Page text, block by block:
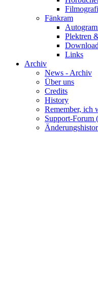
Fänkram
Plektren
Links
Archiv
News - Archiv
Über uns
Credits
History
Remember, ich
Support-Forum